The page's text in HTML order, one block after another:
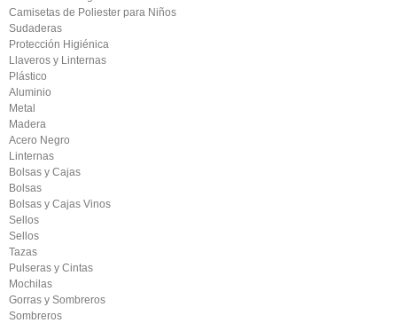
Camisetas de Poliester para Niños
Sudaderas
Protección Higiénica
Llaveros y Linternas
Plástico
Aluminio
Metal
Madera
Acero Negro
Linternas
Bolsas y Cajas
Bolsas
Bolsas y Cajas Vinos
Sellos
Sellos
Tazas
Pulseras y Cintas
Mochilas
Gorras y Sombreros
Sombreros